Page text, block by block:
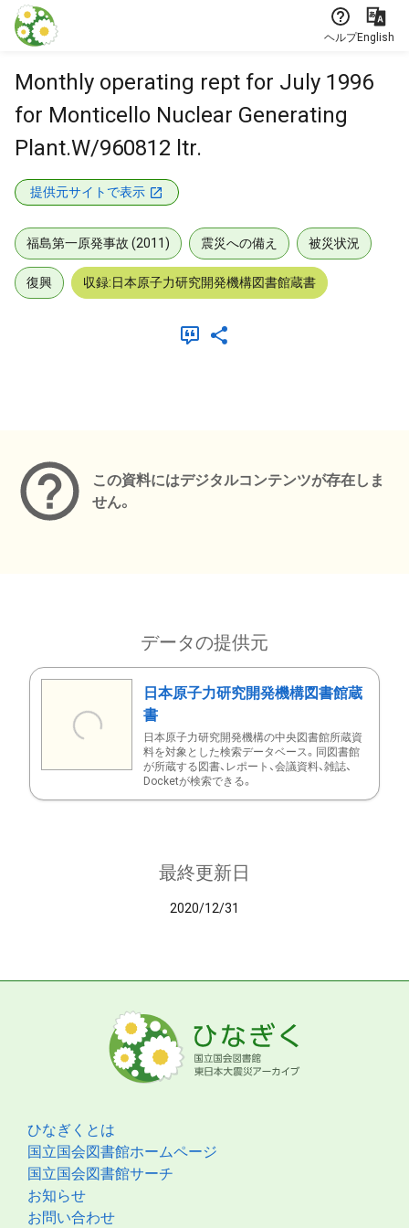
本文に飛ぶ
ヘルプEnglish
Monthly operating rept for July 1996
for Monticello Nuclear Generating
Plant.W/960812 ltr.
提供元サイトで表示
福島第一原発事故 (2011) 震災への備え 被災状況
復興 収録:日本原子力研究開発機構図書館蔵書
この資料にはデジタルコンテンツが存在しま
せん。
データの提供元
日本原子力研究開発機構図書館蔵
書
日本原子力研究開発機構の中央図書館所蔵資
料を対象とした検索データベース。同図書館
が所蔵する図書、レポート、会議資料、雑誌、
Docketが検索できる。
最終更新日
2020/12/31
ひなぎくとは
国立国会図書館ホームページ
国立国会図書館サーチ
お知らせ
お問い合わせ